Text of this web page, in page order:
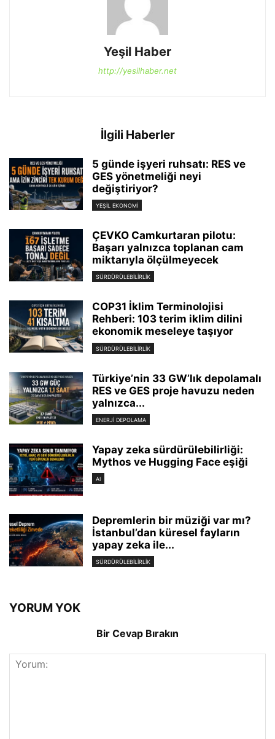
Yeşil Haber
http://yesilhaber.net
İlgili Haberler
5 günde işyeri ruhsatı: RES ve
GES yönetmeliği neyi
değiştiriyor?
YEŞIL EKONOMI
ÇEVKO Camkurtaran pilotu:
Başarı yalnızca toplanan cam
miktarıyla ölçülmeyecek
SÜRDÜRÜLEBILIRLIK
COP31 İklim Terminolojisi
Rehberi: 103 terim iklim dilini
ekonomik meseleye taşıyor
SÜRDÜRÜLEBILIRLIK
Türkiye’nin 33 GW’lık depolamalı
RES ve GES proje havuzu neden
yalnızca...
ENERJI DEPOLAMA
Yapay zeka sürdürülebilirliği:
Mythos ve Hugging Face eşiği
AI
Depremlerin bir müziği var mı?
İstanbul’dan küresel fayların
yapay zeka ile...
SÜRDÜRÜLEBILIRLIK
YORUM YOK
Bir Cevap Bırakın